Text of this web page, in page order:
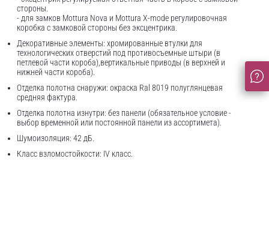
стороны.
- для замков Mottura Nova и Mottura X-mode регулировочная
коробка с замковой стороны без эксцентрика.
Декоративные элементы: хромированные втулки для
технологических отверстий под противосъемные штыри (в
петлевой части короба),вертикальные приводы (в верхней и
нижней части короба).
Отделка полотна снаружи: окраска Ral 8019 полуглянцевая
средняя фактура.
Отделка полотна изнутри: без панели (обязательное условие -
выбор временной или постоянной панели из ассортимета).
Шумоизоляция: 42 дБ.
Класс взломостойкости: IV класс.